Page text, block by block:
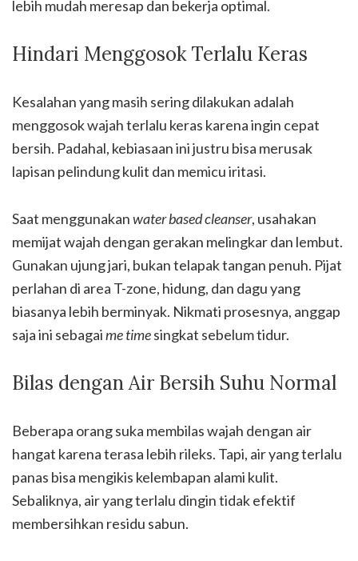
lebih mudah meresap dan bekerja optimal.
Hindari Menggosok Terlalu Keras
Kesalahan yang masih sering dilakukan adalah
menggosok wajah terlalu keras karena ingin cepat
bersih. Padahal, kebiasaan ini justru bisa merusak
lapisan pelindung kulit dan memicu iritasi.
Saat menggunakanwater based cleanser, usahakan
memijat wajah dengan gerakan melingkar dan lembut.
Gunakan ujung jari, bukan telapak tangan penuh. Pijat
perlahan di area T-zone, hidung, dan dagu yang
biasanya lebih berminyak. Nikmati prosesnya, anggap
saja ini sebagaime timesingkat sebelum tidur.
Bilas dengan Air Bersih Suhu Normal
Beberapa orang suka membilas wajah dengan air
hangat karena terasa lebih rileks. Tapi, air yang terlalu
panas bisa mengikis kelembapan alami kulit.
Sebaliknya, air yang terlalu dingin tidak efektif
membersihkan residu sabun.